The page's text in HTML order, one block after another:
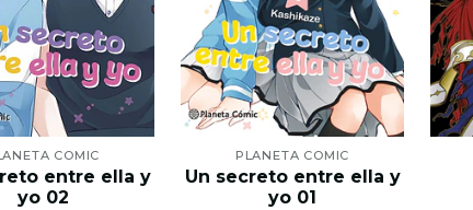
COMIC
entre ella y
yo 02
PLANETA COMIC
Un secreto entre ella y
yo 01